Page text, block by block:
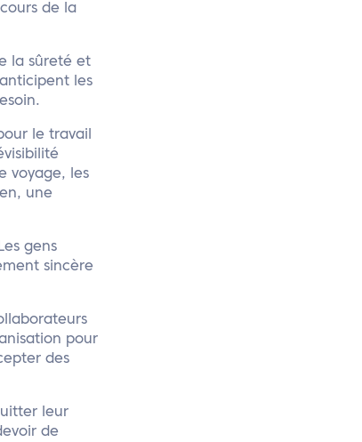
de la
la sûreté et
les
le travail
voyage, les
une
gens
sincère
pour
des
leur
de